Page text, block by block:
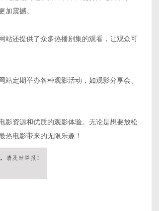
加震撼。
站还提供了众多热播剧集的观看，让观众可
定期举办各种观影活动，如观影分享会、
影资源和优质的观影体验。无论是想要放松
热电影带来的无限乐趣！